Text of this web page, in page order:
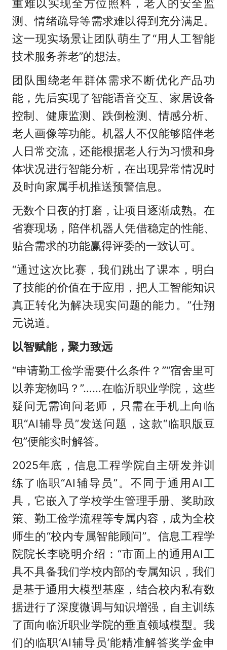
重难以实现全方位照料，老人的安全监
测、情绪疏导等需求难以得到充分满足。
这一现实场景让团队萌生了“用人工智能
技术服务养老”的想法。
团队围绕老年群体需求不断优化产品功
能，先后实现了智能语音交互、家居设备
控制、健康监测、跌倒检测、情感分析、
老人画像等功能。机器人不仅能够陪伴老
人日常交流，还能根据老人行为习惯和身
体状况进行智能分析，在出现异常情况时
及时向家属手机推送预警信息。
无数个日夜的打磨，让项目逐渐成熟。在
省赛现场，陪伴机器人凭借稳定的性能、
贴合需求的功能赢得评委的一致认可。
“通过这次比赛，我们跳出了课本，明白
了技能的价值在于应用，把人工智能知识
真正转化为解决现实问题的能力。”仕翔
元说道。
以智赋能，聚力致远
“申请勤工俭学需要什么条件？”“宿舍里可
以养宠物吗？”……在临沂职业学院，这些
疑问无需询问老师，只需在手机上向临
职“AI辅导员”发送问题，这款“临职版豆
包”便能实时解答。
2025年底，信息工程学院自主研发并训
练了临职“AI辅导员”。不同于通用AI工
具，它嵌入了学校学生管理手册、奖助政
策、勤工俭学流程等专属内容，成为全校
师生的“校内专属智能顾问”。信息工程学
院院长李晓明介绍：“市面上的通用AI工
具不具备我们学校内部的专属知识，我们
是基于通用大模型基座，结合校内私有数
据进行了深度微调与知识增强，自主训练
了面向临沂职业学院的垂直领域模型。我
们的临职‘AI辅导员’能精准解答奖学金申